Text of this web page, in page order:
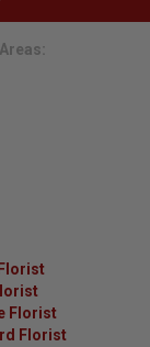
Florist
Florist